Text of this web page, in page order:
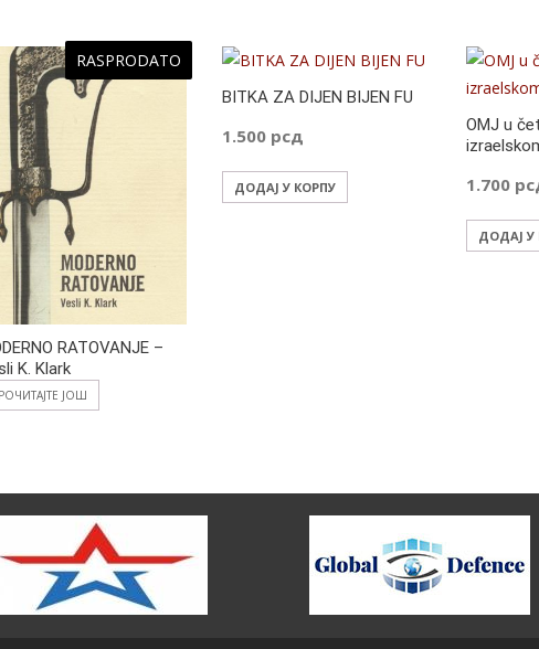
RASPRODATO
RATOVANJE –
K. Klark
ЈОШ
BITKA ZA DIJEN BIJEN FU
1.500 рсд
ДОДАЈ У КОРПУ
OMJ u
1.700
ДОДАЈ У